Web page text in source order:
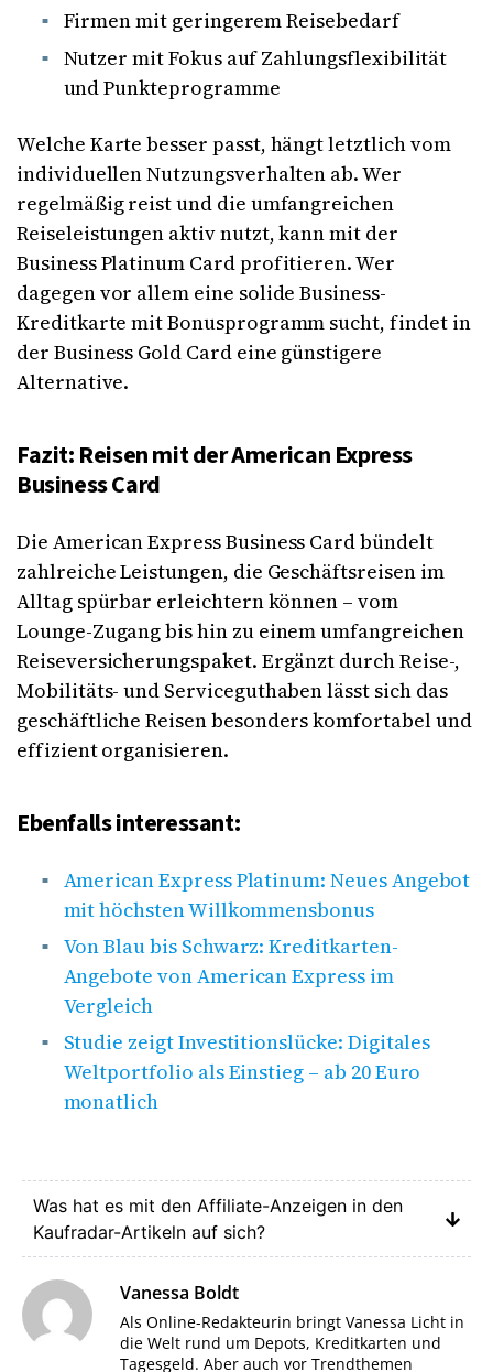
Firmen mit geringerem Reisebedarf
Nutzer mit Fokus auf Zahlungsflexibilität
und Punkteprogramme
Welche Karte besser passt, hängt letztlich vom
individuellen Nutzungsverhalten ab. Wer
regelmäßig reist und die umfangreichen
Reiseleistungen aktiv nutzt, kann mit der
Business Platinum Card profitieren. Wer
dagegen vor allem eine solide Business-
Kreditkarte mit Bonusprogramm sucht, findet in
der Business Gold Card eine günstigere
Alternative.
Fazit: Reisen mit der American Express
Business Card
Die American Express Business Card bündelt
zahlreiche Leistungen, die Geschäftsreisen im
Alltag spürbar erleichtern können – vom
Lounge-Zugang bis hin zu einem umfangreichen
Reiseversicherungspaket. Ergänzt durch Reise-,
Mobilitäts- und Serviceguthaben lässt sich das
geschäftliche Reisen besonders komfortabel und
effizient organisieren.
Ebenfalls interessant:
American Express Platinum: Neues Angebot
mit höchsten Willkommensbonus
Von Blau bis Schwarz: Kreditkarten-
Angebote von American Express im
Vergleich
Studie zeigt Investitionslücke: Digitales
Weltportfolio als Einstieg – ab 20 Euro
monatlich
Was hat es mit den Affiliate-Anzeigen in den
Kaufradar-Artikeln auf sich?
Vanessa Boldt
Als Online-Redakteurin bringt Vanessa Licht in
die Welt rund um Depots, Kreditkarten und
Tagesgeld. Aber auch vor Trendthemen